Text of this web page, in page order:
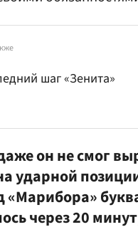
шаг «Зенита»
он не смог
ударной
через 20